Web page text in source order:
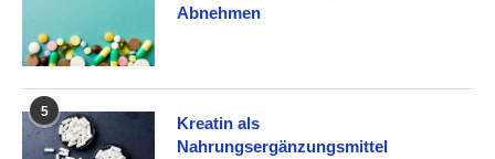
Abnehmen
5
Kreatin als
Nahrungsergänzungsmittel